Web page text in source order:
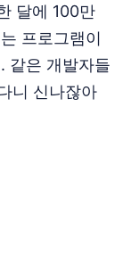
달에 100만
프로그램이
같은 개발자들
니 신나잖아